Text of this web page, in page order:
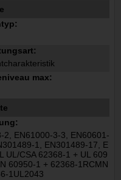
max:
2, EN61000-3-3, EN60601-
1, EN301489-17, E
UL/CSA 62368-1 + UL 609
60950-1 + 62368-1RCMN
1UL2043